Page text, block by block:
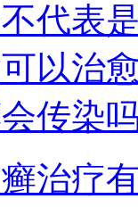
代表
以治
传染
治疗